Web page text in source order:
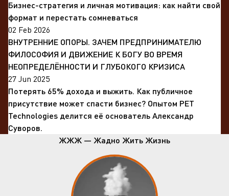
Бизнес-стратегия и личная мотивация: как найти свой
формат и перестать сомневаться
02 Feb 2026
ВНУТРЕННИЕ ОПОРЫ. ЗАЧЕМ ПРЕДПРИНИМАТЕЛЮ
ФИЛОСОФИЯ И ДВИЖЕНИЕ К БОГУ ВО ВРЕМЯ
НЕОПРЕДЕЛЁННОСТИ И ГЛУБОКОГО КРИЗИСА
27 Jun 2025
Потерять 65% дохода и выжить. Как публичное
присутствие может спасти бизнес? Опытом PET
Technologies делится её основатель Александр
Суворов.
ЖЖЖ — Жадно Жить Жизнь